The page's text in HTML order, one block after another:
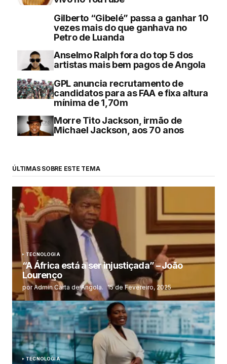
Gilberto “Gibelé” passa a ganhar 10
vezes mais do que ganhava no
Petro de Luanda
Anselmo Ralph fora do top 5 dos
artistas mais bem pagos de Angola
GPL anuncia recrutamento de
candidatos para as FAA e fixa altura
mínima de 1,70m
Morre Tito Jackson, irmão de
Michael Jackson, aos 70 anos
ÚLTIMAS SOBRE ESTE TEMA
TECNOLOGIA
“A África está a ser injustiçada” – João
Lourenço
por Admin Carta de Angola. 15 de Fevereiro, 2025
TECNOLOGIA